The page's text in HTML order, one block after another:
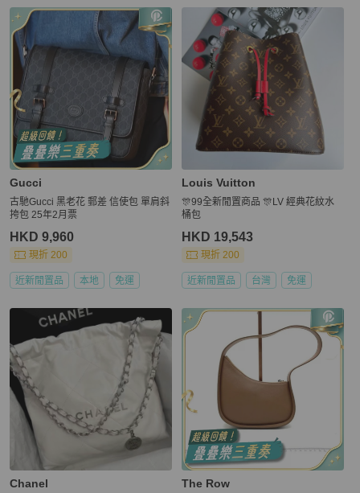
Gucci
古馳Gucci 黑老花 郵差 信使包 單肩斜
挎包 25年2月票
HKD 9,960
現折 200
近新閒置品 本地 免運
Louis Vuitton
🎊99全新閒置商品 🎊LV 經典花紋水
桶包
HKD 19,543
現折 200
近新閒置品 台灣 免運
Chanel The Row